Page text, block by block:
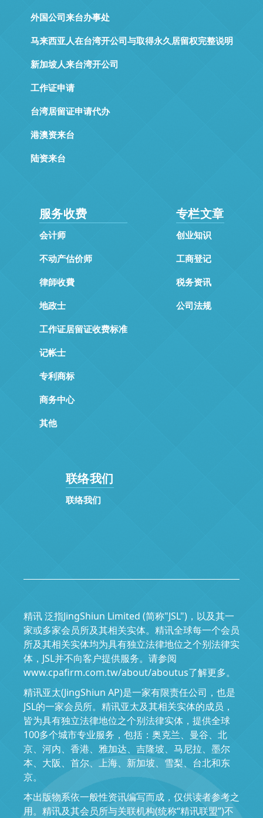
外国公司来台办事处
马来西亚人在台湾开公司与取得永久居留权完整说明
新加坡人来台湾开公司
工作证申请
台湾居留证申请代办
港澳资来台
陆资来台
服务收费
会计师
不动产估价师
律師收費
地政士
工作证居留证收费标准
记帐士
专利商标
商务中心
其他
专栏文章
创业知识
工商登记
税务资讯
公司法规
联络我们
联络我们
精讯 泛指JingShiun Limited (简称"JSL")，以及其一
家或多家会员所及其相关实体。精讯全球每一个会员
所及其相关实体均为具有独立法律地位之个别法律实
体，JSL并不向客户提供服务。请参阅
www.cpafirm.com.tw/about/aboutus了解更多。
精讯亚太(JingShiun AP)是一家有限责任公司，也是
JSL的一家会员所。精讯亚太及其相关实体的成员，
皆为具有独立法律地位之个别法律实体，提供全球
100多个城市专业服务，包括：奥克兰、曼谷、北
京、河内、香港、雅加达、吉隆坡、马尼拉、墨尔
本、大阪、首尔、上海、新加坡、雪梨、台北和东
京。
本出版物系依一般性资讯编写而成，仅供读者参考之
用。精讯及其会员所与关联机构(统称“精讯联盟”)不